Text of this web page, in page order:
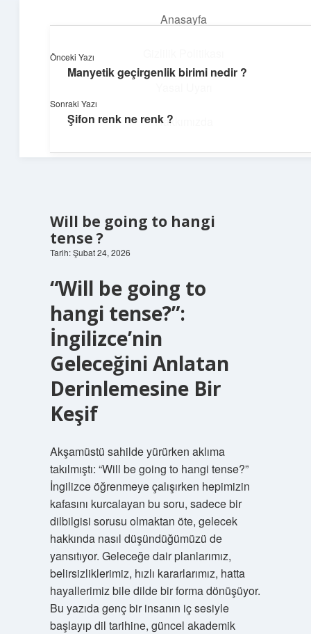
Anasayfa
Hakkımızda
Günlük Notlar
Günlük yaşama tat katan küçük bilgiler.
Will be going to hangi
tense ?
Tarih: Şubat 24, 2026
“Will be going to
hangi tense?”:
İngilizce’nin
Geleceğini Anlatan
Derinlemesine Bir
Keşif
Akşamüstü sahilde yürürken aklıma
takılmıştı: “Will be going to hangi tense?”
İngilizce öğrenmeye çalışırken hepimizin
kafasını kurcalayan bu soru, sadece bir
dilbilgisi sorusu olmaktan öte, gelecek
hakkında nasıl düşündüğümüzü de
yansıtıyor. Geleceğe dair planlarımız,
belirsizliklerimiz, hızlı kararlarımız, hatta
hayallerimiz bile dilde bir forma dönüşüyor.
Bu yazıda genç bir insanın iç sesiyle
başlayıp dil tarihine, güncel akademik
Önceki Yazı
Manyetik geçirgenlik birimi nedir ?
Sonraki Yazı
Şifon renk ne renk ?